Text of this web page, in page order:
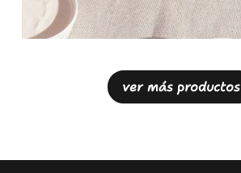
ver más productos